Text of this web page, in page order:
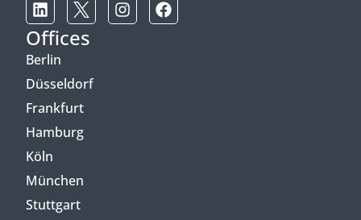
Offices
Berlin
Düsseldorf
Frankfurt
Hamburg
Köln
München
Stuttgart